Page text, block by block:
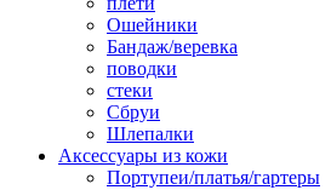
Ошейники
Бандаж/веревка
поводки
стеки
Сбруи
Шлепалки
Аксессуары из кожи
Портупеи/платья/гартеры